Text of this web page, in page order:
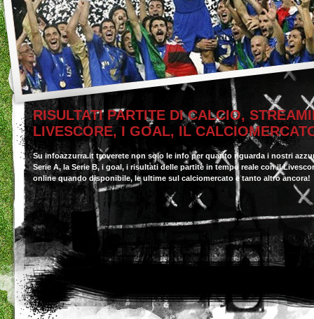
RISULTATI PARTITE DI CALCIO,
LIVESCORE, I GOAL, IL
Su infoazzurra.it troverete non solo le info per quanto riguarda i nostri
Serie A, la Serie B, i goal, i risultati delle partite in tempo reale con il
online quando disponibile, le ultime sul calciomercato e tanto altro ancora!